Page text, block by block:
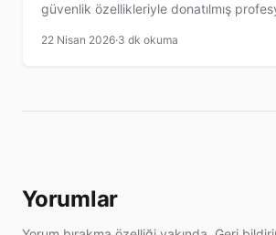
güvenlik özellikleriyle donatılmış
22 Nisan 2026·3 dk okuma
Yorumlar